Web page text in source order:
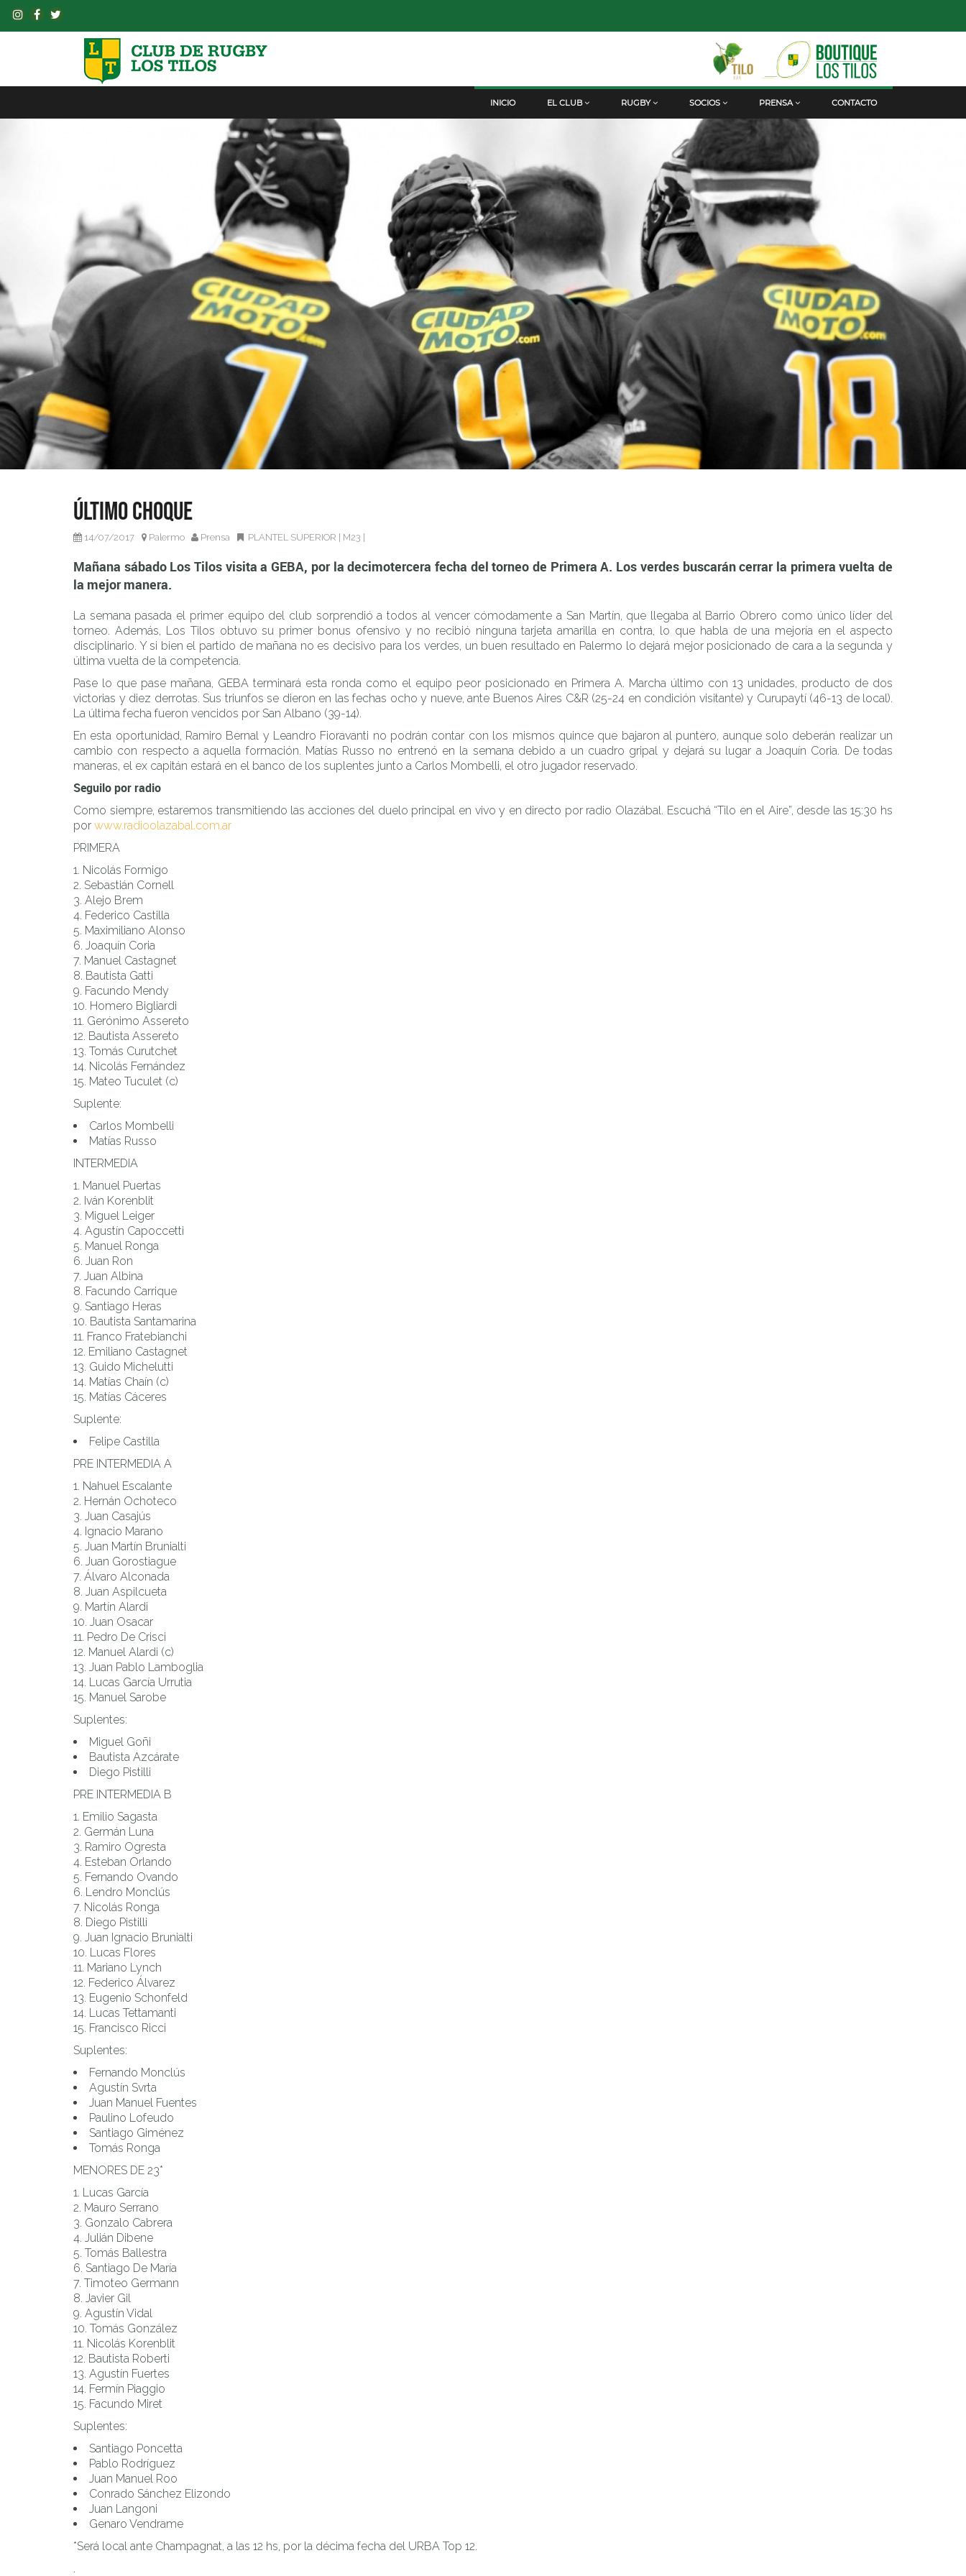
INICIO EL CLUB RUGBY SOCIOS PRENSA CONTACTO
Último choque
14/07/2017 Palermo Prensa PLANTEL SUPERIOR M23
Mañana sábado Los Tilos visita a GEBA, por la decimotercera fecha del torneo de Primera A. Los verdes buscarán cerrar la primera vuelta de
la mejor manera.
La semana pasada el primer equipo del club sorprendió a todos al vencer cómodamente a San Martín, que llegaba al Barrio Obrero como único líder del
torneo. Además, Los Tilos obtuvo su primer bonus ofensivo y no recibió ninguna tarjeta amarilla en contra, lo que habla de una mejoría en el aspecto
disciplinario. Y si bien el partido de mañana no es decisivo para los verdes, un buen resultado en Palermo lo dejará mejor posicionado de cara a la segunda y
última vuelta de la competencia.
Pase lo que pase mañana, GEBA terminará esta ronda como el equipo peor posicionado en Primera A. Marcha último con 13 unidades, producto de dos
victorias y diez derrotas. Sus triunfos se dieron en las fechas ocho y nueve, ante Buenos Aires C&R (25-24 en condición visitante) y Curupaytí (46-13 de local).
La última fecha fueron vencidos por San Albano (39-14).
En esta oportunidad, Ramiro Bernal y Leandro Fioravanti no podrán contar con los mismos quince que bajaron al puntero, aunque solo deberán realizar un
cambio con respecto a aquella formación. Matías Russo no entrenó en la semana debido a un cuadro gripal y dejará su lugar a Joaquín Coria. De todas
maneras, el ex capitán estará en el banco de los suplentes junto a Carlos Mombelli, el otro jugador reservado.
Seguilo por radio
Como siempre, estaremos transmitiendo las acciones del duelo principal en vivo y en directo por radio Olazábal. Escuchá “Tilo en el Aire”, desde las 15:30 hs
por www.radioolazabal.com.ar
PRIMERA
Nicolás Formigo
Sebastián Cornell
Alejo Brem
Federico Castilla
Maximiliano Alonso
Joaquín Coria
Manuel Castagnet
Bautista Gatti
Facundo Mendy
Homero Bigliardi
Gerónimo Assereto
Bautista Assereto
Tomás Curutchet
Nicolás Fernández
Mateo Tuculet (c)
Suplente:
Carlos Mombelli
Matías Russo
INTERMEDIA
Manuel Puertas
Iván Korenblit
Miguel Leiger
Agustín Capoccetti
Manuel Ronga
Juan Ron
Juan Albina
Facundo Carrique
Santiago Heras
Bautista Santamarina
Franco Fratebianchi
Emiliano Castagnet
Guido Michelutti
Matías Chaín (c)
Matías Cáceres
Suplente:
Felipe Castilla
PRE INTERMEDIA A
Nahuel Escalante
Hernán Ochoteco
Juan Casajús
Ignacio Marano
Juan Martín Brunialti
Juan Gorostiague
Álvaro Alconada
Juan Aspilcueta
Martín Alardi
Juan Osacar
Pedro De Crisci
Manuel Alardi (c)
Juan Pablo Lamboglia
Lucas García Urrutia
Manuel Sarobe
Suplentes:
Miguel Goñi
Bautista Azcárate
Diego Pistilli
PRE INTERMEDIA B
Emilio Sagasta
Germán Luna
Ramiro Ogresta
Esteban Orlando
Fernando Ovando
Lendro Monclús
Nicolás Ronga
Diego Pistilli
Juan Ignacio Brunialti
Lucas Flores
Mariano Lynch
Federico Álvarez
Eugenio Schonfeld
Lucas Tettamanti
Francisco Ricci
Suplentes:
Fernando Monclús
Agustín Svrta
Juan Manuel Fuentes
Paulino Lofeudo
Santiago Giménez
Tomás Ronga
MENORES DE 23*
Lucas García
Mauro Serrano
Gonzalo Cabrera
Julián Dibene
Tomás Ballestra
Santiago De María
Timoteo Germann
Javier Gil
Agustín Vidal
Tomás González
Nicolás Korenblit
Bautista Roberti
Agustín Fuertes
Fermín Piaggio
Facundo Miret
Suplentes:
Santiago Poncetta
Pablo Rodríguez
Juan Manuel Roo
Conrado Sánchez Elizondo
Juan Langoni
Genaro Vendrame
*Será local ante Champagnat, a las 12 hs, por la décima fecha del URBA Top 12.
.